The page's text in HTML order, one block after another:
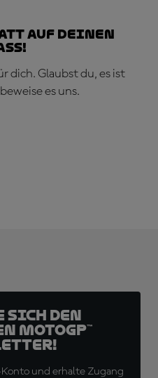
auf deinen
dich. Glaubst du, es ist
es uns.
sich den
und erhalte Zugang